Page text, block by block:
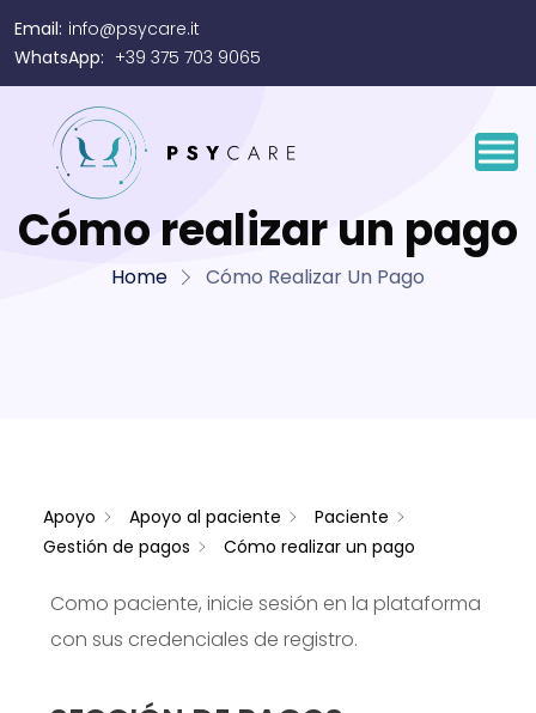
Email: info@psycare.it
WhatsApp: +39 375 703 9065
Cómo realizar un pago
Home Cómo Realizar Un Pago
Apoyo Apoyo al paciente
Paciente
Gestión de pagos
Cómo realizar un pago
Como paciente, inicie sesión en la plataforma
con sus credenciales de registro.